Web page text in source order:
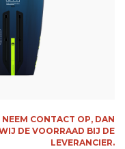
NEEM CONTACT OP, DAN
DE VOORRAAD BIJ DE
LEVERANCIER.